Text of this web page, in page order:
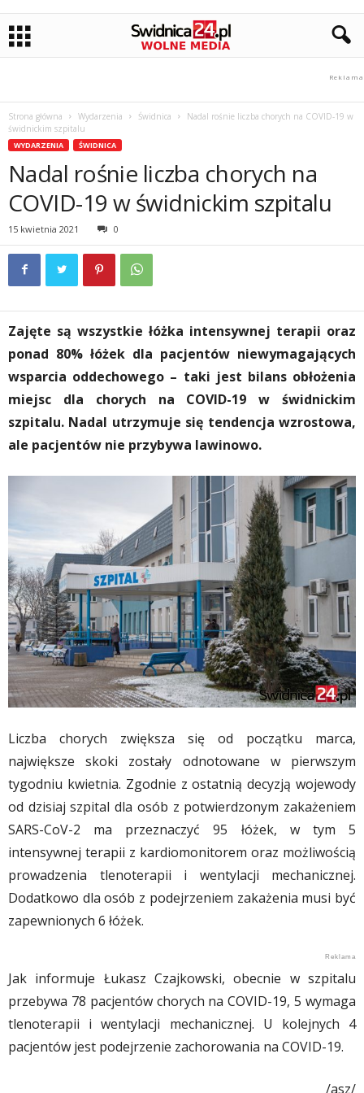
Strona główna Wydarzenia Świdnica
Nadal rośnie liczba chorych na COVID-19 w
świdnickim szpitalu
WYDARZENIA ŚWIDNICA
Nadal rośnie liczba chorych na
COVID-19 w świdnickim szpitalu
15 kwietnia 2021 0
Zajęte są wszystkie łóżka intensywnej terapii oraz
ponad 80% łóżek dla pacjentów niewymagających
wsparcia oddechowego – taki jest bilans obłożenia
miejsc dla chorych na COVID-19 w świdnickim
szpitalu. Nadal utrzymuje się tendencja wzrostowa,
ale pacjentów nie przybywa lawinowo.
Liczba chorych zwiększa się od początku marca,
największe skoki zostały odnotowane w pierwszym
tygodniu kwietnia. Zgodnie z ostatnią decyzją wojewody
od dzisiaj szpital dla osób z potwierdzonym zakażeniem
SARS-CoV-2 ma przeznaczyć 95 łóżek, w tym 5
intensywnej terapii z kardiomonitorem oraz możliwością
prowadzenia tlenoterapii i wentylacji mechanicznej.
Dodatkowo dla osób z podejrzeniem zakażenia musi być
zapewnionych 6 łóżek.
Jak informuje Łukasz Czajkowski, obecnie w szpitalu
przebywa 78 pacjentów chorych na COVID-19, 5 wymaga
tlenoterapii i wentylacji mechanicznej. U kolejnych 4
pacjentów jest podejrzenie zachorowania na COVID-19.
/asz/